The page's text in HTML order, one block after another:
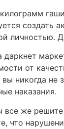
создать
личностью.
даркнет
от
вы никогда не
наказания.
все же
что